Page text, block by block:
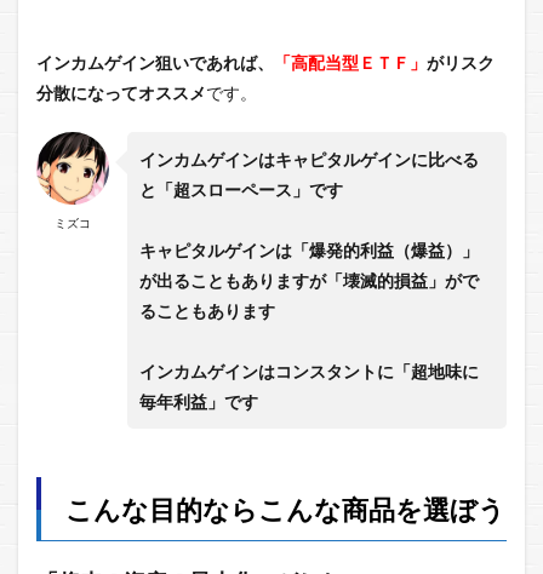
インカムゲイン狙いであれば、 「高配当型ＥＴＦ」 がリスク
分散になってオススメです。
ミズコ
インカムゲインはキャピタルゲインに比べる
と「超スローペース」です
キャピタルゲインは「爆発的利益（爆益）」
が出ることもありますが「壊滅的損益」がで
ることもあります
インカムゲインはコンスタントに「超地味に
毎年利益」です
こんな目的ならこんな商品を選ぼう